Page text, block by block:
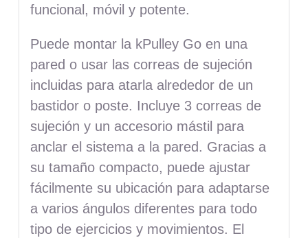
funcional, móvil y potente.
Puede montar la kPulley Go en una
pared o usar las correas de sujeción
incluidas para atarla alrededor de un
bastidor o poste. Incluye 3 correas de
sujeción y un accesorio mástil para
anclar el sistema a la pared. Gracias a
su tamaño compacto, puede ajustar
fácilmente su ubicación para adaptarse
a varios ángulos diferentes para todo
tipo de ejercicios y movimientos. El